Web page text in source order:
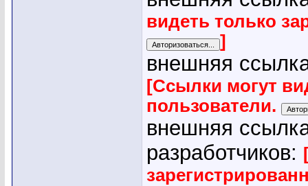
видеть только
]
внешняя
[Ссылки могут
пользователи.
внешняя
разработчиков: